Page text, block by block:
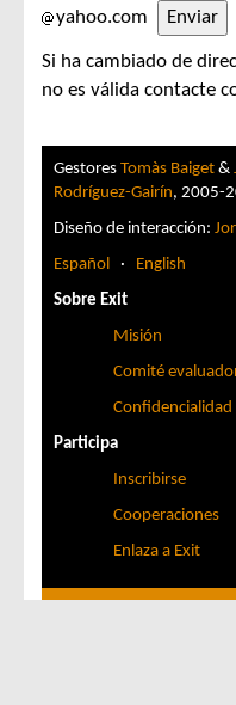
yahoo.com
Si ha cambiado de
no es válida contacte
Gestores Tomàs Baiget &
Rodríguez-Gairín, 2005-
Diseño de interacción:
Español · English
Sobre Exit
Misión
Comité
Confidencialidad
Participa
Inscribirse
Cooperaciones
Enlaza a Exit